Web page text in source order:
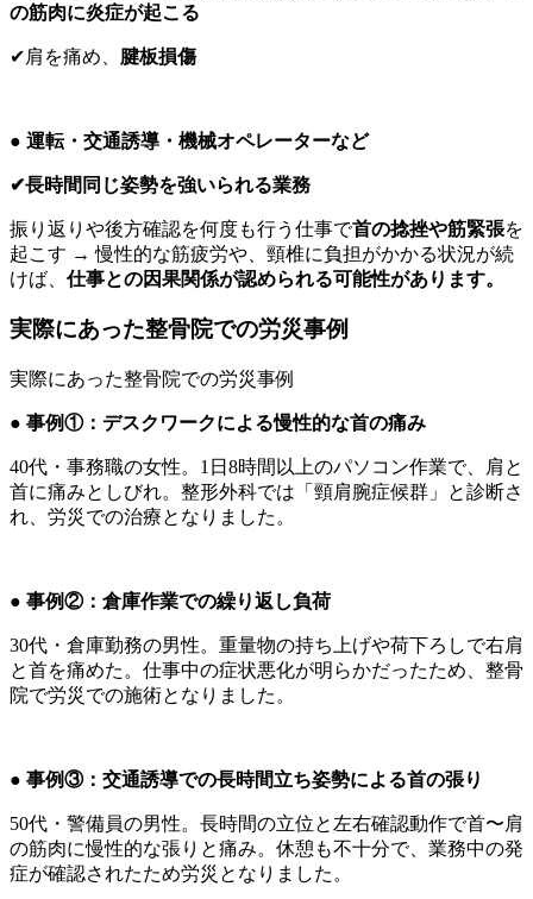
の筋肉に炎症が起こる
✔肩を痛め、 腱板損傷
● 運転・交通誘導・機械オペレーターなど
✔長時間同じ姿勢を強いられる業務
振り返りや後方確認を何度も行う仕事で首の捻挫や筋緊張を
起こす → 慢性的な筋疲労や、頸椎に負担がかかる状況が続
けば、 仕事との因果関係が認められる可能性があります。
実際にあった整骨院での労災事例
実際にあった整骨院での労災事例
● 事例①：デスクワークによる慢性的な首の痛み
40代・事務職の女性。1日8時間以上のパソコン作業で、肩と
首に痛みとしびれ。整形外科では「頸肩腕症候群」と診断さ
れ、労災での治療となりました。
● 事例②：倉庫作業での繰り返し負荷
30代・倉庫勤務の男性。重量物の持ち上げや荷下ろしで右肩
と首を痛めた。仕事中の症状悪化が明らかだったため、整骨
院で労災での施術となりました。
● 事例③：交通誘導での長時間立ち姿勢による首の張り
50代・警備員の男性。長時間の立位と左右確認動作で首〜肩
の筋肉に慢性的な張りと痛み。休憩も不十分で、業務中の発
症が確認されたため労災となりました。